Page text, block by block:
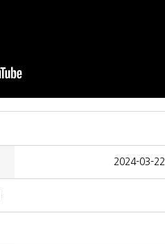
2024-03-22